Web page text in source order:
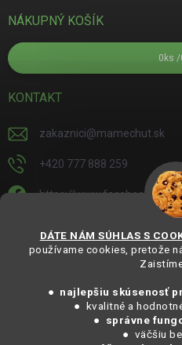
DÁTE NÁM SÚHLAS S
používame cookies, pretože
● najlepšiu skúsenosť
● kvalitné a
●
správne
● väčšiu
NÁKUPNÝ KOŠÍK
0 ks /
KONTAKT
zakaznici@mamechut.sk
+420 777 888 259
https://www.facebook.com/
https://www.youtube.com/
@mamechut.czsk
MámeChuť